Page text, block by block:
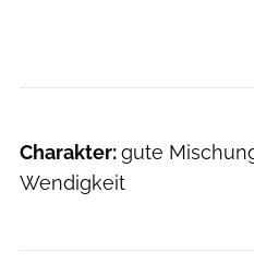
Charakter:gute
Wendigkeit